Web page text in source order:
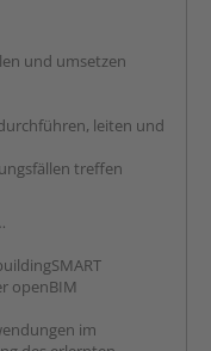
und umsetzen
leiten und
treffen
openBIM
im